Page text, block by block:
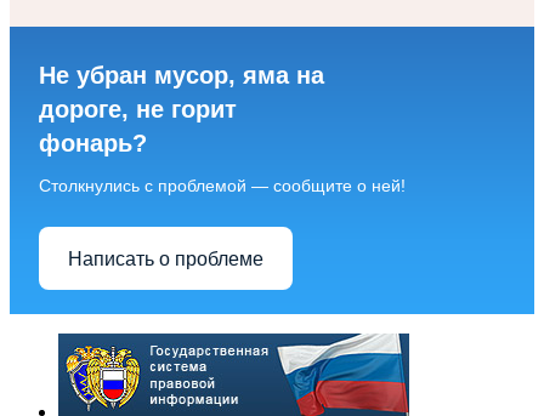
Не убран мусор, яма на
дороге, не горит
фонарь?
Столкнулись с проблемой — сообщите о ней!
Написать о проблеме